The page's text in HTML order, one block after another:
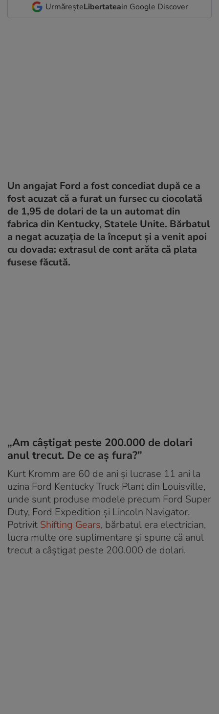
UrmăreșteLibertateain Google Discover
Un angajat Ford a fost concediat după ce a
fost acuzat că a furat un fursec cu ciocolată
de 1,95 de dolari de la un automat din
fabrica din Kentucky, Statele Unite. Bărbatul
a negat acuzația de la început și a venit apoi
cu dovada: extrasul de cont arăta că plata
fusese făcută.
„Am câștigat peste 200.000 de dolari
anul trecut. De ce aș fura?”
Kurt Kromm are 60 de ani și lucrase 11 ani la
uzina Ford Kentucky Truck Plant din Louisville,
unde sunt produse modele precum Ford Super
Duty, Ford Expedition și Lincoln Navigator.
Potrivit Shifting Gears, bărbatul era electrician,
lucra multe ore suplimentare și spune că anul
trecut a câștigat peste 200.000 de dolari.